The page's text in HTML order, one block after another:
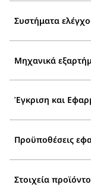
Συστήματα
Μηχανικά
Έγκριση και
Προϋποθέσεις
Στοιχεία